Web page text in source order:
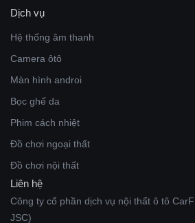
Dịch vụ
Hệ thống âm thanh
Camera ôtô
Màn hình androi
Bọc ghế da
Phim cách nhiệt
Đồ chơi ngoại thất
Đồ chơi nội thất
Liên hệ
Công ty cổ phần dịch vụ nội thất ô tô
JSC)